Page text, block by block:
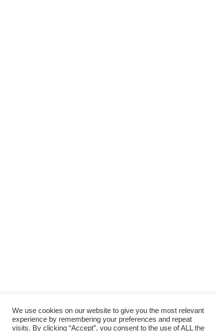
We use cookies on our website to give you the most relevant
experience by remembering your preferences and repeat
visits. By clicking “Accept”, you consent to the use of ALL the